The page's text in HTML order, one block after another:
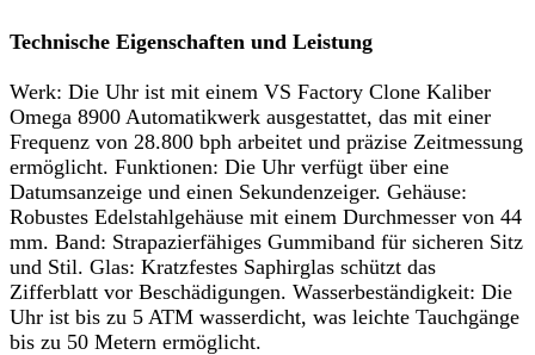
Technische Eigenschaften und Leistung
Werk: Die Uhr ist mit einem VS Factory Clone Kaliber
Omega 8900 Automatikwerk ausgestattet, das mit einer
Frequenz von 28.800 bph arbeitet und präzise Zeitmessung
ermöglicht. Funktionen: Die Uhr verfügt über eine
Datumsanzeige und einen Sekundenzeiger. Gehäuse:
Robustes Edelstahlgehäuse mit einem Durchmesser von 44
mm. Band: Strapazierfähiges Gummiband für sicheren Sitz
und Stil. Glas: Kratzfestes Saphirglas schützt das
Zifferblatt vor Beschädigungen. Wasserbeständigkeit: Die
Uhr ist bis zu 5 ATM wasserdicht, was leichte Tauchgänge
bis zu 50 Metern ermöglicht.